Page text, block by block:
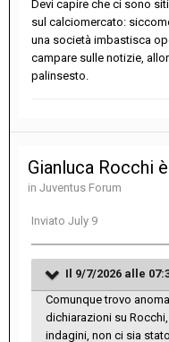
Devi capire che ci sono
sul calciomercato:
una società imbastisca
campare sulle notizie,
palinsesto.
in Juventus Forum
Inviato July 9
Il 9/7/2026 alle
Comunque trovo
dichiarazioni su
indagini, non ci sia